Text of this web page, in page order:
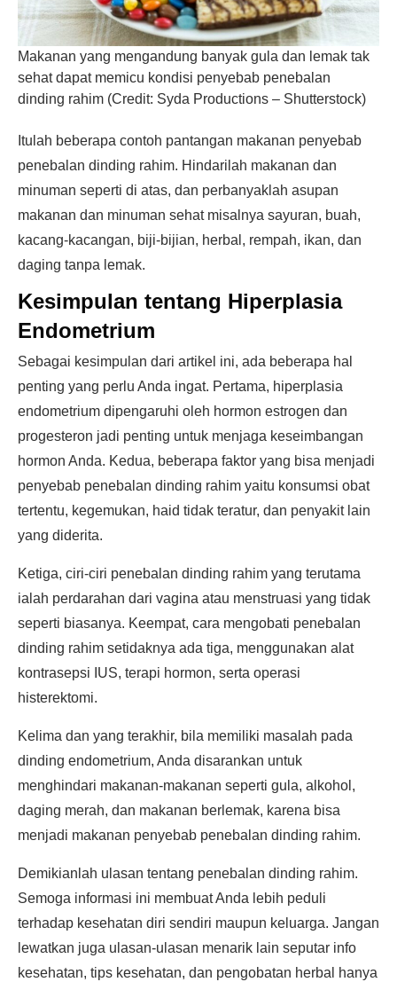
Makanan yang mengandung banyak gula dan lemak tak
sehat dapat memicu kondisi penyebab penebalan
dinding rahim (Credit: Syda Productions – Shutterstock)
Itulah beberapa contoh pantangan makanan penyebab
penebalan dinding rahim. Hindarilah makanan dan
minuman seperti di atas, dan perbanyaklah asupan
makanan dan minuman sehat misalnya sayuran, buah,
kacang-kacangan, biji-bijian, herbal, rempah, ikan, dan
daging tanpa lemak.
Kesimpulan tentang Hiperplasia
Endometrium
Sebagai kesimpulan dari artikel ini, ada beberapa hal
penting yang perlu Anda ingat. Pertama, hiperplasia
endometrium dipengaruhi oleh hormon estrogen dan
progesteron jadi penting untuk menjaga keseimbangan
hormon Anda. Kedua, beberapa faktor yang bisa menjadi
penyebab penebalan dinding rahim yaitu konsumsi obat
tertentu, kegemukan, haid tidak teratur, dan penyakit lain
yang diderita.
Ketiga, ciri-ciri penebalan dinding rahim yang terutama
ialah perdarahan dari vagina atau menstruasi yang tidak
seperti biasanya. Keempat, cara mengobati penebalan
dinding rahim setidaknya ada tiga, menggunakan alat
kontrasepsi IUS, terapi hormon, serta operasi
histerektomi.
Kelima dan yang terakhir, bila memiliki masalah pada
dinding endometrium, Anda disarankan untuk
menghindari makanan-makanan seperti gula, alkohol,
daging merah, dan makanan berlemak, karena bisa
menjadi makanan penyebab penebalan dinding rahim.
Demikianlah ulasan tentang penebalan dinding rahim.
Semoga informasi ini membuat Anda lebih peduli
terhadap kesehatan diri sendiri maupun keluarga. Jangan
lewatkan juga ulasan-ulasan menarik lain seputar info
kesehatan, tips kesehatan, dan pengobatan herbal hanya